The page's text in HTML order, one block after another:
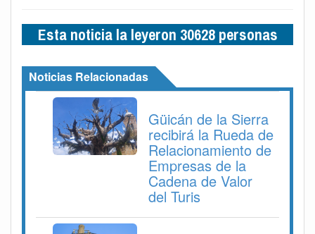
Esta noticia la leyeron 30628 personas
Noticias Relacionadas
Güicán de la Sierra
recibirá la Rueda de
Relacionamiento de
Empresas de la
Cadena de Valor
del Turis